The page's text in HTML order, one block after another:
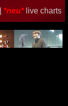
*neu* live charts